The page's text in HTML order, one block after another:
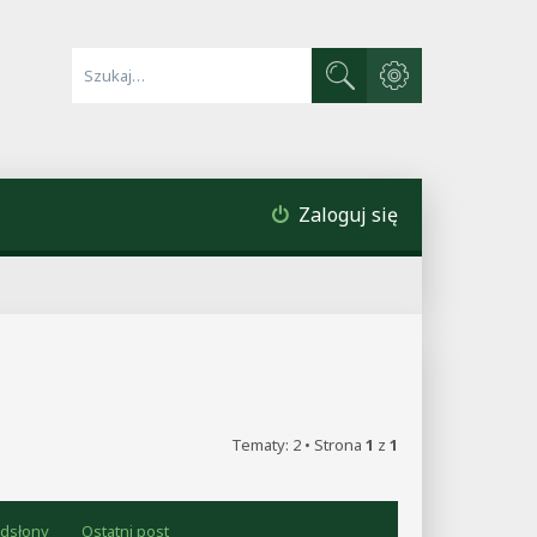
Szukaj
Wyszukiwanie
Zaloguj się
Tematy: 2 • Strona 1 z 1
Ostatni post